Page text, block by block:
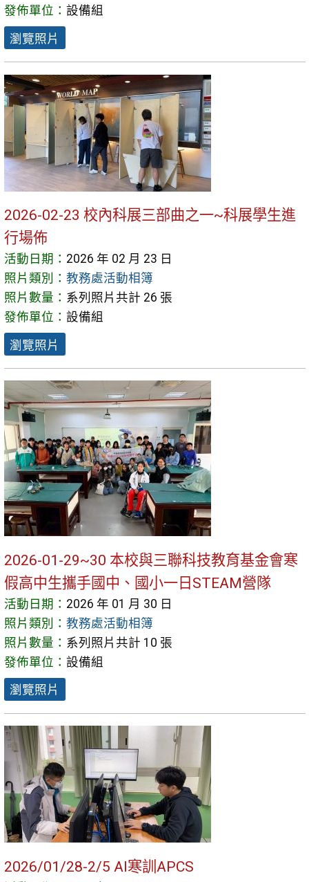
發佈單位： 設備組
瀏覽照片
2026-02-23 校內科展三部曲之一~科展學生進
行場佈
活動日期： 2026 年 02 月 23 日
照片類別： 教務處活動相簿
照片數量： 系列照片共計 26 張
發佈單位： 設備組
瀏覽照片
2026-01-29~30 本校與三聯科技教育基金會寒
假高中生攜手國中、國小一日STEAM營隊
活動日期： 2026 年 01 月 30 日
照片類別： 教務處活動相簿
照片數量： 系列照片共計 10 張
發佈單位： 設備組
瀏覽照片
2026/01/28-2/5 AI寒訓APCS